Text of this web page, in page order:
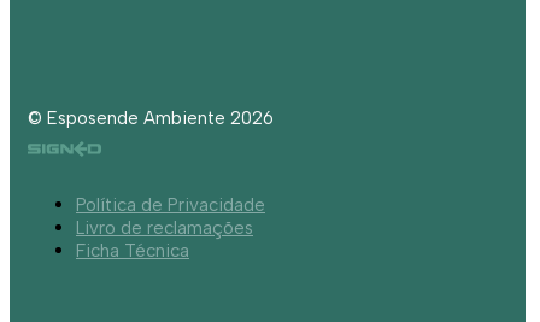
© Esposende Ambiente 2026
Política de Privacidade
Livro de reclamações
Ficha Técnica